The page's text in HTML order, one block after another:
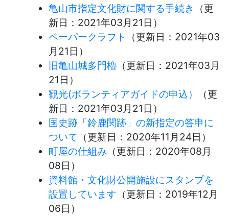
亀山市指定文化財に関する手続き
（更
新日： 2021年03月21日 ）
ペーパークラフト
（更新日： 2021年03
月21日 ）
旧亀山城多門櫓 （更新日： 2021年03月
21日 ）
観光(ボランティアガイドの申込）
（更
新日： 2021年03月21日 ）
国史跡「鈴鹿関跡」の新指定の答申に
ついて （更新日： 2020年11月24日 ）
町屋の仕組み （更新日： 2020年08月
08日 ）
資料館・文化財公開施設にスタンプを
設置しています （更新日： 2019年12月
06日 ）